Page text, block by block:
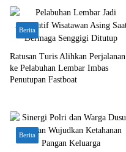
Berita
Ratusan Turis Alihkan Perjalanan
ke Pelabuhan Lembar Imbas
Penutupan Fastboat
Berita